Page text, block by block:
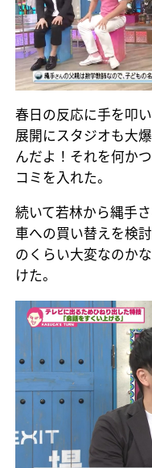
春日の反応に手を叩
展開にスタジオも大
んだよ！それを何か
コミを入れた。
続いて若林から縄手
車への買い替えを検
のくらい大変なのか
けた。